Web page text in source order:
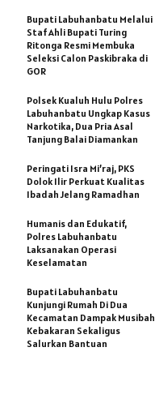
Bupati Labuhanbatu Melalui
Staf Ahli Bupati Turing
Ritonga Resmi Membuka
Seleksi Calon Paskibraka di
GOR
Polsek Kualuh Hulu Polres
Labuhanbatu Ungkap Kasus
Narkotika, Dua Pria Asal
Tanjung Balai Diamankan
Peringati Isra Mi’raj, PKS
Dolok Ilir Perkuat Kualitas
Ibadah Jelang Ramadhan
Humanis dan Edukatif,
Polres Labuhanbatu
Laksanakan Operasi
Keselamatan
Bupati Labuhanbatu
Kunjungi Rumah Di Dua
Kecamatan Dampak Musibah
Kebakaran Sekaligus
Salurkan Bantuan